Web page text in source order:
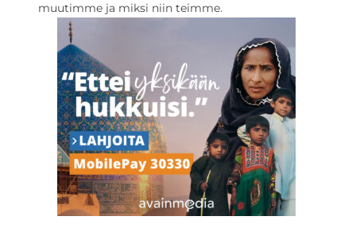
muutimme ja miksi niin teimme.